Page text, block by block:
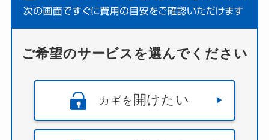
ご希望のサービスを選んでください
カギを 開けたい